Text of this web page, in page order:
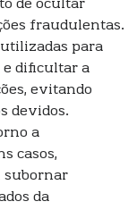
de ocultar
fraudulentas.
utilizadas para
e dificultar a
evitando
devidos.
a
casos,
subornar
da